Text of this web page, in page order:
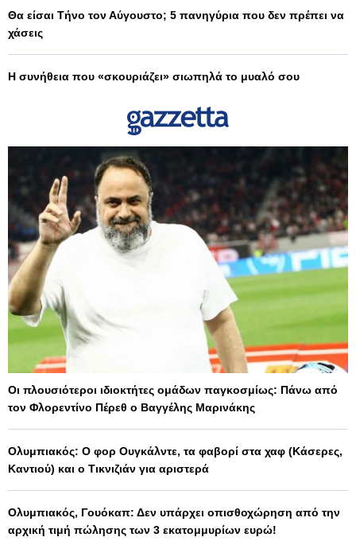
Θα είσαι Τήνο τον Αύγουστο; 5 πανηγύρια που δεν πρέπει να
χάσεις
Η συνήθεια που «σκουριάζει» σιωπηλά το μυαλό σου
Οι πλουσιότεροι ιδιοκτήτες ομάδων παγκοσμίως: Πάνω από
τον Φλορεντίνο Πέρεθ ο Βαγγέλης Μαρινάκης
Ολυμπιακός: Ο φορ Ουγκάλντε, τα φαβορί στα χαφ (Κάσερες,
Καντιού) και ο Τικνιζιάν για αριστερά
Ολυμπιακός, Γουόκαπ: Δεν υπάρχει οπισθοχώρηση από την
αρχική τιμή πώλησης των 3 εκατομμυρίων ευρώ!